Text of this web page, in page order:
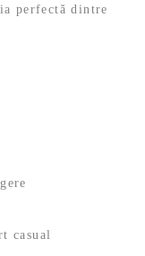
perfectă dintre
casual